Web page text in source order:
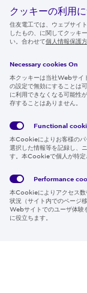
ニュースルーム
IR情報
採用情報
Global
Policy
クッキーの利用
住友電工では、ウェブサイ
したもの、に関してクッキ
い。合わせて個人情報保護
Necessary cookies On
本クッキーは当社Webサイ
の設定で無効にすることは
に利用できなくなる可能性
存することはありません。
Functional
本Cookieによりお客様のパ
選択した情報等を記録し、
す。本Cookieで個人が特定
Performance
本Cookieによりアクセス数
状況（サイト内でのページ
Webサイトでのユーザ体験
に役立ちます。